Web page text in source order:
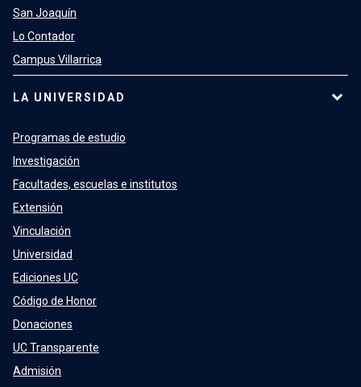
San Joaquín
Lo Contador
Campus Villarrica
LA UNIVERSIDAD
Programas de estudio
Investigación
Facultades, escuelas e institutos
Extensión
Vinculación
Universidad
Ediciones UC
Código de Honor
Donaciones
UC Transparente
Admisión